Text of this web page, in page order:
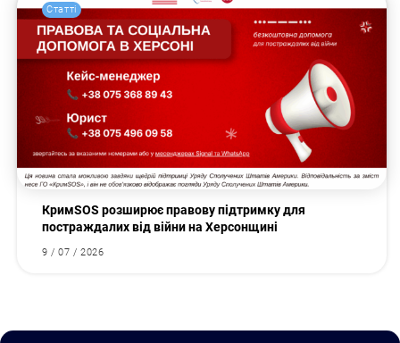
Статті
КримSOS розширює правову підтримку для
постраждалих від війни на Херсонщині
9 / 07 / 2026